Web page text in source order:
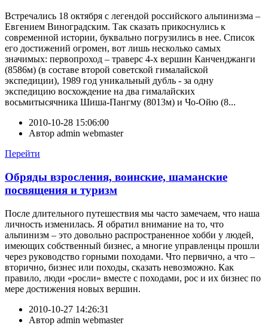
Встречались 18 октября с легендой российского альпинизма –
Евгением Виноградским. Так сказать прикоснулись к
современной истории, буквально погрузились в нее. Список
его достижений огромен, вот лишь несколько самых
значимых: первопроход – траверс 4-х вершин Канченджанги
(8586м) (в составе второй советской гималайской
экспедиции), 1989 год уникальный дубль - за одну
экспедицию восхождение на два гималайских
восьмитысячника Шиша-Пангму (8013м) и Чо-Ойю (8...
2010-10-28 15:06:00
Автор admin webmaster
Перейти
Обряды взросления, воинские, шаманские
посвящения и туризм
После длительного путешествия мы часто замечаем, что наша
личность изменилась. Я обратил внимание на то, что
альпинизм – это довольно распространенное хобби у людей,
имеющих собственный бизнес, а многие управленцы прошли
через руководство горными походами. Что первично, а что –
вторично, бизнес или походы, сказать невозможно. Как
правило, люди «росли» вместе с походами, рос и их бизнес по
мере достижения новых вершин.
2010-10-27 14:26:31
Автор admin webmaster